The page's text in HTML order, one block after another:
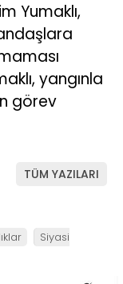
Yumaklı,
yangınla
görev
TÜM YAZILARI
Siyasi